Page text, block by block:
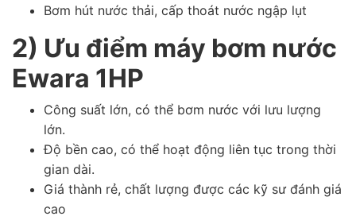
Bơm hút nước thải, cấp thoát nước ngập lụt
2) Ưu điểm máy bơm nước
Ewara 1HP
Công suất lớn, có thể bơm nước với lưu lượng
lớn.
Độ bền cao, có thể hoạt động liên tục trong thời
gian dài.
Giá thành rẻ, chất lượng được các kỹ sư đánh giá
cao